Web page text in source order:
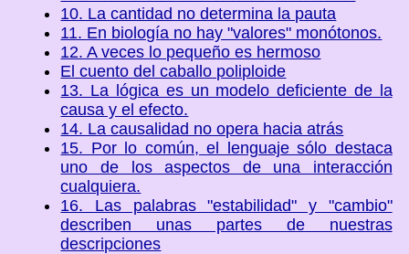
10. La cantidad no determina la pauta
11. En biología no hay "valores" monótonos.
12. A veces lo pequeño es hermoso
El cuento del caballo poliploide
13. La lógica es un modelo deficiente de la
causa y el efecto.
14. La causalidad no opera hacia atrás
15. Por lo común, el lenguaje sólo destaca
uno de los aspectos de una interacción
cualquiera.
16. Las palabras "estabilidad" y "cambio"
describen unas partes de nuestras
descripciones